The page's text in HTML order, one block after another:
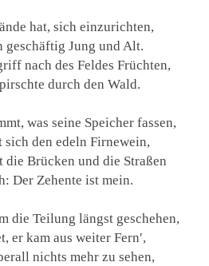
hat, sich einzurichten,
geschäftig Jung und Alt.
nach des Feldes Früchten,
durch den Wald.
was seine Speicher fassen,
sich den edeln Firnewein,
Brücken und die Straßen
Der Zehente ist mein.
die Teilung längst geschehen,
er kam aus weiter Fern′,
nichts mehr zu sehen,